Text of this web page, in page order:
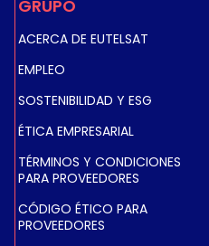
GRUPO
ACERCA DE EUTELSAT
EMPLEO
SOSTENIBILIDAD Y ESG
ÉTICA EMPRESARIAL
TÉRMINOS Y CONDICIONES
PARA PROVEEDORES
CÓDIGO ÉTICO PARA
PROVEEDORES